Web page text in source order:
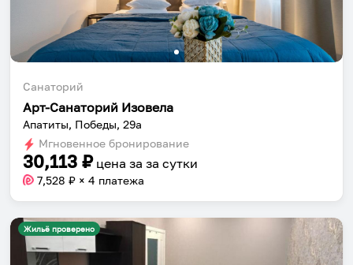
Санаторий
Арт-Санаторий Изовела
Апатиты, Победы, 29а
Мгновенное бронирование
30,113 ₽ цена за за сутки
7,528 ₽ × 4 платежа
Жильё проверено